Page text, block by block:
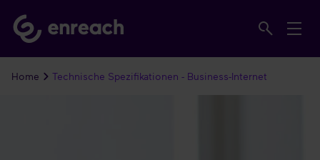
Home Technische Spezifikationen - Business-Internet